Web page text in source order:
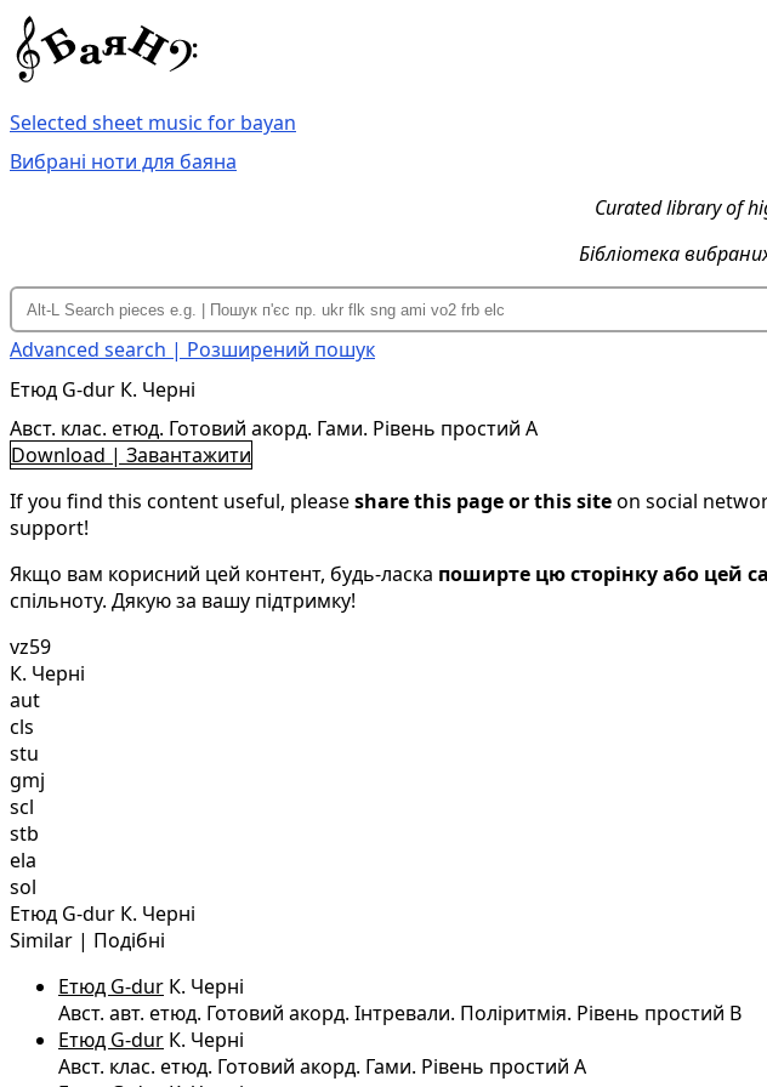
Selected sheet music for bayan
Вибрані ноти для баяна
Curated library of
Бібліотека
Advanced search | Розширений пошук
Етюд G-dur К. Черні
Авст. клас. етюд. Готовий акорд. Гами. Рівень простий A
Download | Завантажити
If you find this content useful, pleaseshare this page or this siteon social
support!
Якщо вам корисний цей контент, будь-ласка поширте цю сторінку або цей
спільноту. Дякую за вашу підтримку!
vz59
К. Черні
aut
cls
stu
gmj
scl
stb
ela
sol
Етюд G-dur К. Черні
Similar | Подібні
Етюд G-dur К. Черні
Авст. авт. етюд. Готовий акорд. Інтревали. Поліритмія. Рівень простий B
Етюд G-dur К. Черні
Авст. клас. етюд. Готовий акорд. Гами. Рівень простий A